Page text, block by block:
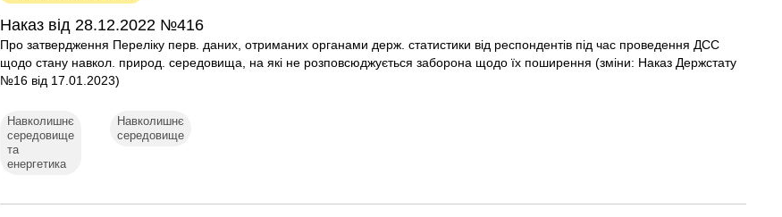
Наказ від 28.12.2022 №416
Про затвердження Переліку перв. даних, отриманих органами держ. статистики від респондентів під час проведення ДСС
щодо стану навкол. природ. середовища, на які не розповсюджується заборона щодо їх поширення (зміни: Наказ Держстату
№16 від 17.01.2023)
Навколишнє
середовище
та
енергетика
Навколишнє
середовище